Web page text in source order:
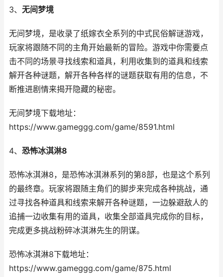
3、 无间梦境
无间梦境，是收录了纸嫁衣全系列的中式民俗解谜游戏，
玩家将跟随不同的主角开始最新的冒险。游戏中你需要点
击不同的场景寻找线索和道具，利用收集到的道具和线索
解开各种谜题，解开各种各样的谜题获取有用的信息，不
断推进剧情来揭开隐藏的秘密。
无间梦境下载地址：
https://www.gameggg.com/game/8591.html
4、 恐怖冰淇淋8
恐怖冰淇淋8，是恐怖冰淇淋系列的第8部，也是这个系列
的最终章。玩家将跟随主角们的脚步来完成各种挑战，通
过寻找各种道具和线索来解开各种谜题，一边躲避敌人的
追捕一边收集有用的道具，收集全部道具完成你的目标，
完成更多挑战粉碎冰淇淋先生的阴谋。
恐怖冰淇淋8下载地址：
https://www.gameggg.com/game/875.html